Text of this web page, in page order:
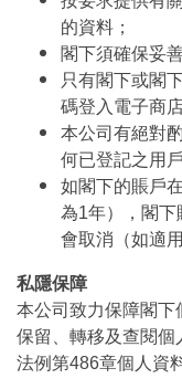
的資料；
閣下須確保妥
只有閣下或閣
碼登入電子商店
本公司有絕對
何已登記之用
如閣下的賬戶
為1年），閣下
會取消（如適用
私隱保障
本公司致力保障閣下
保留、轉移及查閱個
法例第486章個人資